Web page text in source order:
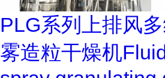
PLG系列上排风
雾造粒干燥机